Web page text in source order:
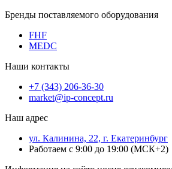
Бренды поставляемого оборудования
FHF
MEDC
Наши контакты
+7 (343) 206-36-30
market@ip-concept.ru
Наш адрес
ул. Калинина, 22, г. Екатеринбург
Работаем с 9:00 до 19:00 (МСК+2)